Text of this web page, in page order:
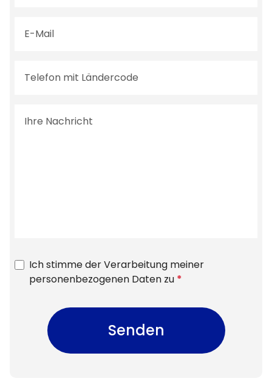
Ich stimme der Verarbeitung meiner
personenbezogenen Daten zu *
Senden